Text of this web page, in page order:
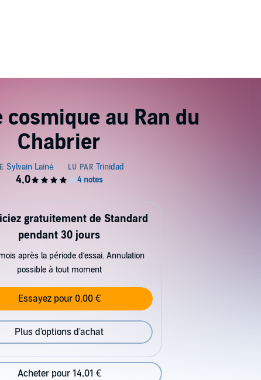
cosmique au Ran du
Chabrier
gratuitement de Standard
pendant 30 jours
après la période d’essai. Annulation
possible à tout moment
Essayez pour 0,00 €
Plus d'options d'achat
Acheter pour 14,01 €